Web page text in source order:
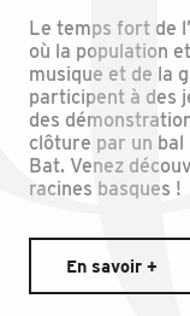
Le temps fort de
où la population
musique et de la
participent à des
des
clôture par un
Bat. Venez
racines basques !
En savoir +